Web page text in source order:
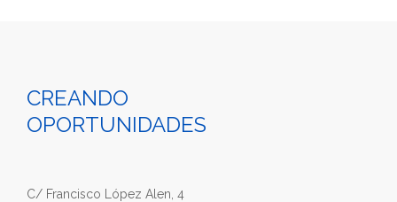
CREANDO
OPORTUNIDADES
C/ Francisco López Alen, 4